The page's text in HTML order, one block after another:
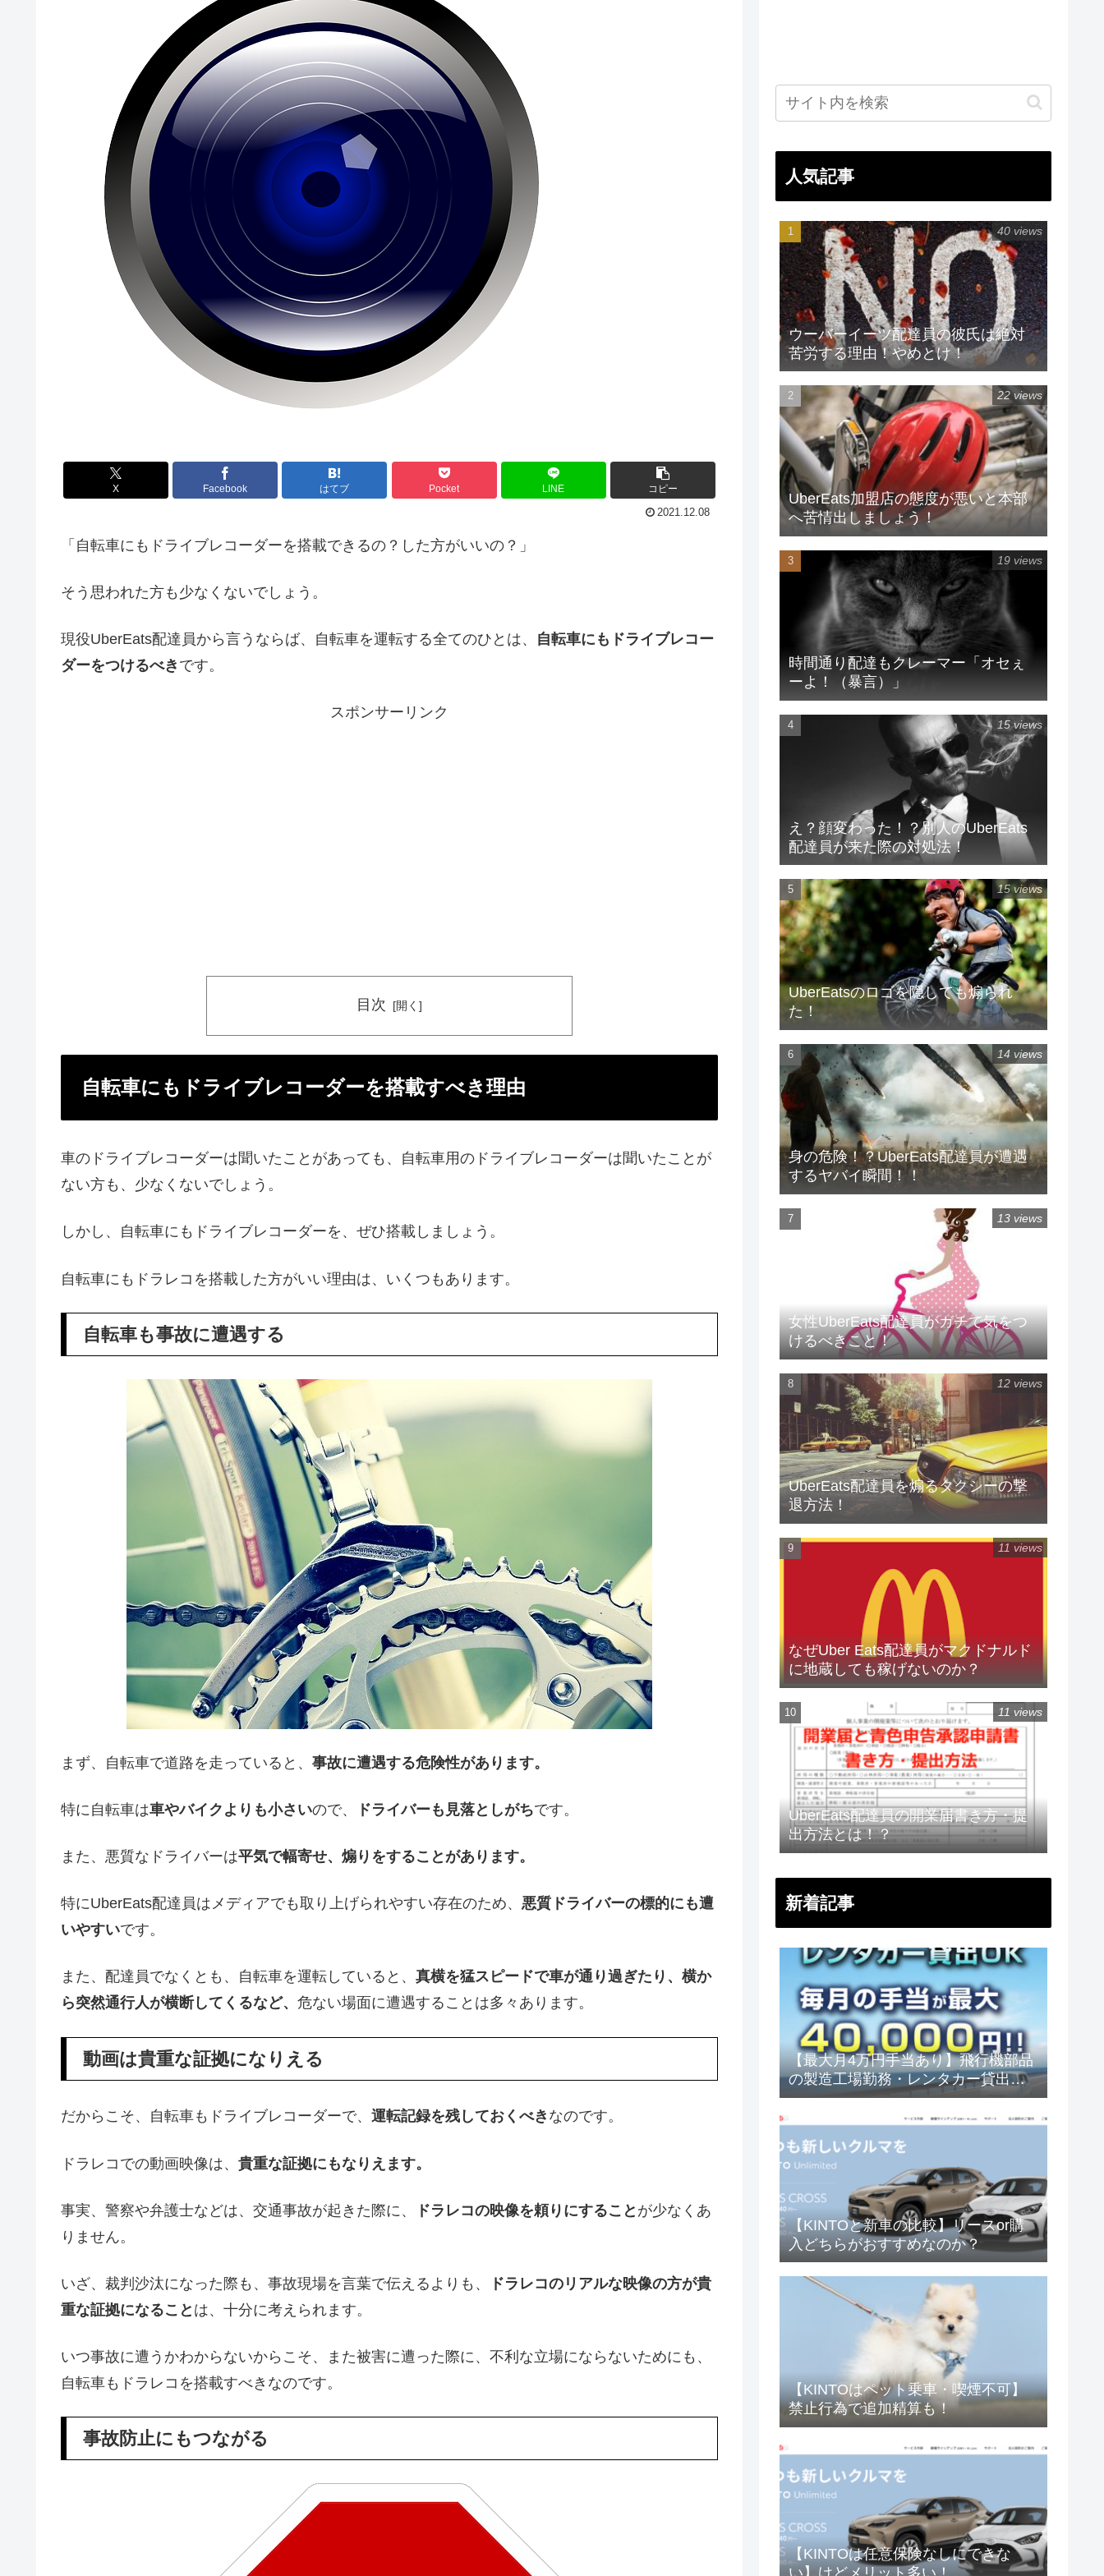
X Facebook はてブ Pocket LINE コピー
2021.12.08
「自転車にもドライブレコーダーを搭載できるの？した方がいいの？」
そう思われた方も少なくないでしょう。
現役UberEats配達員から言うならば、自転車を運転する全てのひとは、 自転車にもドライブレコー
ダーをつけるべき です。
スポンサーリンク
目次
自転車にもドライブレコーダーを搭載すべき理由
車のドライブレコーダーは聞いたことがあっても、自転車用のドライブレコーダーは聞いたことが
ない方も、少なくないでしょう。
しかし、自転車にもドライブレコーダーを、ぜひ搭載しましょう。
自転車にもドラレコを搭載した方がいい理由は、いくつもあります。
自転車も事故に遭遇する
まず、自転車で道路を走っていると、 事故に遭遇する危険性があります。
特に自転車は車やバイクよりも小さいので、 ドライバーも見落としがちです。
また、悪質なドライバーは平気で幅寄せ、煽りをすることがあります。
特にUberEats配達員はメディアでも取り上げられやすい存在のため、 悪質ドライバーの標的にも遭
いやすいです。
また、配達員でなくとも、自転車を運転していると、 真横を猛スピードで車が通り過ぎたり、横か
ら突然通行人が横断してくるなど、 危ない場面に遭遇することは多々あります。
動画は貴重な証拠になりえる
だからこそ、自転車もドライブレコーダーで、 運転記録を残しておくべき なのです。
ドラレコでの動画映像は、 貴重な証拠にもなりえます。
事実、警察や弁護士などは、交通事故が起きた際に、 ドラレコの映像を頼りにすること が少なくあ
りません。
いざ、裁判沙汰になった際も、事故現場を言葉で伝えるよりも、
ドラレコのリアルな映像の方が貴
重な証拠になること は、十分に考えられます。
いつ事故に遭うかわからないからこそ、また被害に遭った際に、不利な立場にならないためにも、
自転車もドラレコを搭載すべきなのです。
事故防止にもつながる
人気記事
ウーバーイーツ配達員の彼氏は絶対
苦労する理由！やめとけ！
40 views
UberEats加盟店の態度が悪いと本部
へ苦情出しましょう！
22 views
時間通り配達もクレーマー「オセぇ
ーよ！（暴言）」
19 views
え？顔変わった！？別人のUberEats
配達員が来た際の対処法！
15 views
UberEatsのロゴを隠しても煽られ
た！
15 views
身の危険！？UberEats配達員が遭遇
するヤバイ瞬間！！
14 views
女性UberEats配達員がガチで気をつ
けるべきこと！
13 views
UberEats配達員を煽るタクシーの撃
退方法！
12 views
なぜUber Eats配達員がマクドナルド
に地蔵しても稼げないのか？
11 views
UberEats配達員の開業届書き方・提
出方法とは！？
11 views
新着記事
【最大月4万円手当あり】飛行機部品
の製造工場勤務・レンタカー貸出
も！
【KINTOと新車の比較】リースor購
入どちらがおすすめなのか？
【KINTOはペット乗車・喫煙不可】
禁止行為で追加精算も！
【KINTOは任意保険なしにできな